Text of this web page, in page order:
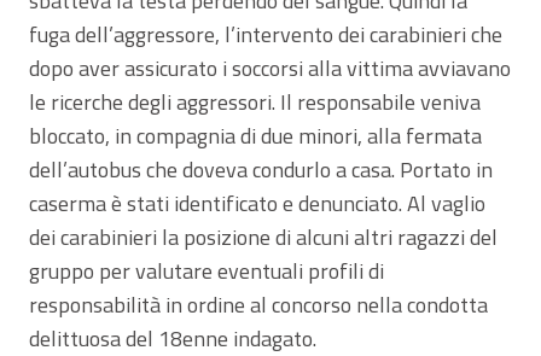
fuga dell’aggressore, l’intervento dei carabinieri che
dopo aver assicurato i soccorsi alla vittima avviavano
le ricerche degli aggressori. Il responsabile veniva
bloccato, in compagnia di due minori, alla fermata
dell’autobus che doveva condurlo a casa. Portato in
caserma è stati identificato e denunciato. Al vaglio
dei carabinieri la posizione di alcuni altri ragazzi del
gruppo per valutare eventuali profili di
responsabilità in ordine al concorso nella condotta
delittuosa del 18enne indagato.